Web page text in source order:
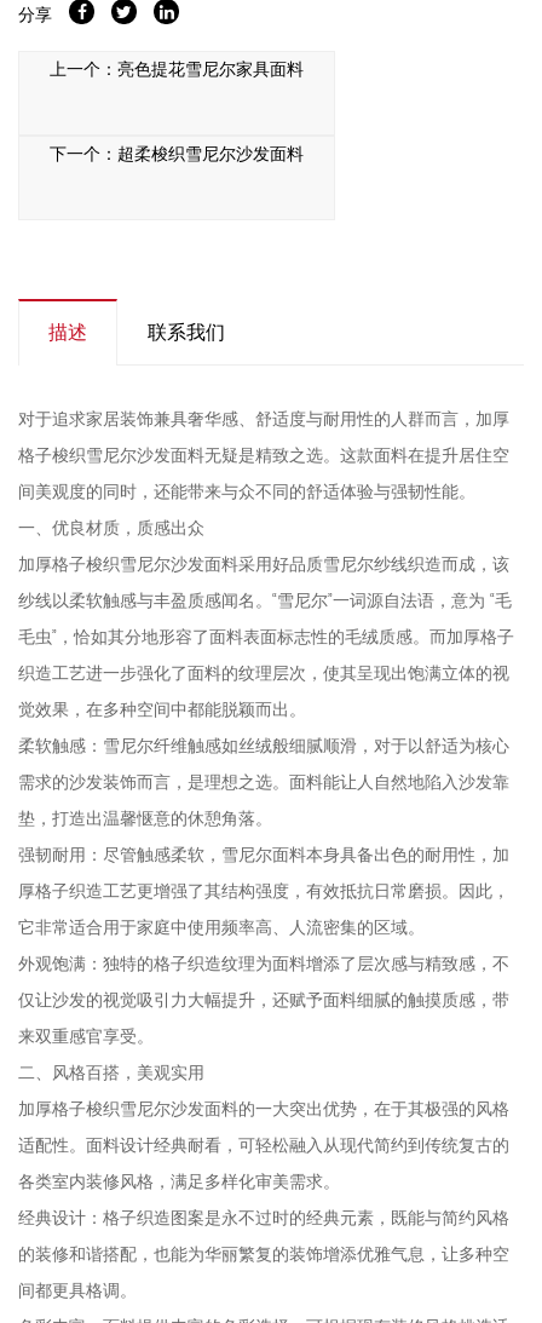
分享
上一个：亮色提花雪尼尔家具面料
下一个：超柔梭织雪尼尔沙发面料
描述 联系我们
对于追求家居装饰兼具奢华感、舒适度与耐用性的人群而言，加厚
格子梭织雪尼尔沙发面料无疑是精致之选。这款面料在提升居住空
间美观度的同时，还能带来与众不同的舒适体验与强韧性能。
一、优良材质，质感出众
加厚格子梭织雪尼尔沙发面料采用好品质雪尼尔纱线织造而成，该
纱线以柔软触感与丰盈质感闻名。“雪尼尔”一词源自法语，意为 “毛
毛虫”，恰如其分地形容了面料表面标志性的毛绒质感。而加厚格子
织造工艺进一步强化了面料的纹理层次，使其呈现出饱满立体的视
觉效果，在多种空间中都能脱颖而出。
柔软触感：雪尼尔纤维触感如丝绒般细腻顺滑，对于以舒适为核心
需求的沙发装饰而言，是理想之选。面料能让人自然地陷入沙发靠
垫，打造出温馨惬意的休憩角落。
强韧耐用：尽管触感柔软，雪尼尔面料本身具备出色的耐用性，加
厚格子织造工艺更增强了其结构强度，有效抵抗日常磨损。因此，
它非常适合用于家庭中使用频率高、人流密集的区域。
外观饱满：独特的格子织造纹理为面料增添了层次感与精致感，不
仅让沙发的视觉吸引力大幅提升，还赋予面料细腻的触摸质感，带
来双重感官享受。
二、风格百搭，美观实用
加厚格子梭织雪尼尔沙发面料的一大突出优势，在于其极强的风格
适配性。面料设计经典耐看，可轻松融入从现代简约到传统复古的
各类室内装修风格，满足多样化审美需求。
经典设计：格子织造图案是永不过时的经典元素，既能与简约风格
的装修和谐搭配，也能为华丽繁复的装饰增添优雅气息，让多种空
间都更具格调。